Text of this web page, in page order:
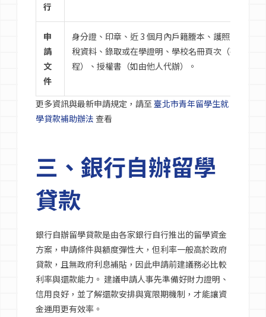
行
申
請
文
件
身分證、印章、近 3 個月內戶籍謄本、護照影本、
稅資料、錄取或在學證明、學校名冊頁次（碩博）
程）、授權書（如由他人代辦）。
更多資訊與最新申請規定，請至臺北市青年留學生就
學貸款補助辦法 查看
三、銀行自辦留學
貸款
銀行自辦留學貸款是由各家銀行自行推出的留學資金
方案，申請條件與額度彈性大，但利率一般高於政府
貸款，且無政府利息補貼，因此申請前建議務必比較
利率與還款能力。 建議申請人事先準備好財力證明、
信用良好，並了解還款安排與寬限期機制，才能讓資
金運用更有效率。